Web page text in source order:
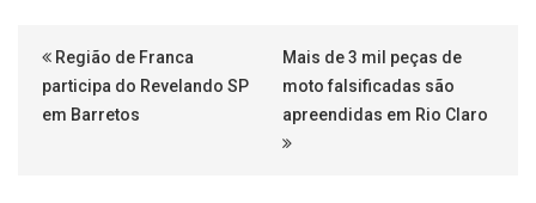
Região de Franca
participa do Revelando SP
em Barretos
Mais de 3 mil peças de
moto falsificadas são
apreendidas em Rio Claro